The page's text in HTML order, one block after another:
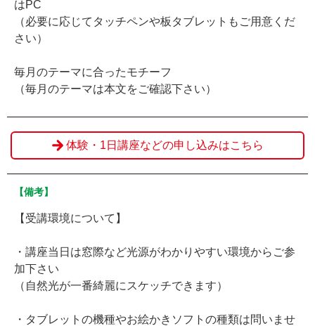
はPC
（必要に応じてタッチペンや板タブレットもご用意くだ
さい）
毎月のテーマに合ったモチーフ
（毎月のテーマは本文をご確認下さい）
体験・1日講座などの申し込みはこちら
【備考】
【受講環境について】
・講座当日は窓際など光源がわかりやすい環境からご参
加下さい
（自然光が一番綺麗にスケッチできます）
・タブレットの機種やお絵かきソフトの種類は問いませ